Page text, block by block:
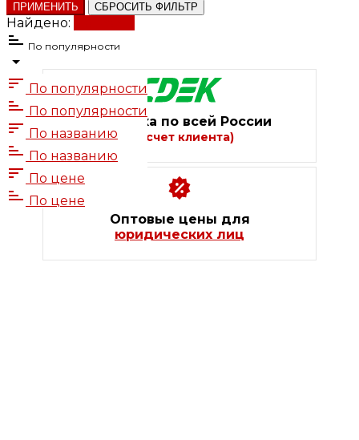
ПРИМЕНИТЬ СБРОСИТЬ ФИЛЬТР
Найдено:
По популярности
По популярности
По популярности
По названию
По названию
По цене
По цене
Доставка по всей России
(за счет клиента)
Оптовые цены для
юридических лиц